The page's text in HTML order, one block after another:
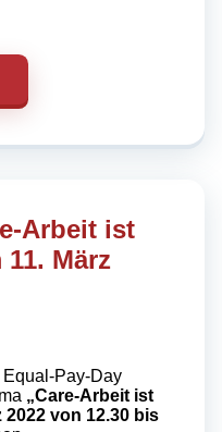
Arbeit ist
11. März
Equal-Pay-Day
„Care-Arbeit ist
2022 von 12.30 bis